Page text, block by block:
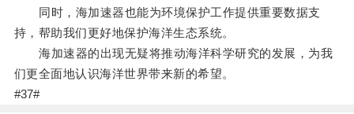
同时，海加速器也能为环境保护工作提供重要数据支
持，帮助我们更好地保护海洋生态系统。
海加速器的出现无疑将推动海洋科学研究的发展，为我
们更全面地认识海洋世界带来新的希望。
#37#